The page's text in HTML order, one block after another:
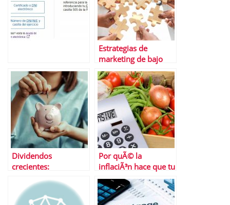
Estrategias de
marketing de bajo
costo para pymes
Dividendos
crecientes:
mejores empresas
para ingresos pasivos
Por quÃ© la
inflaciÃ³n hace que tu
dinero valga menos